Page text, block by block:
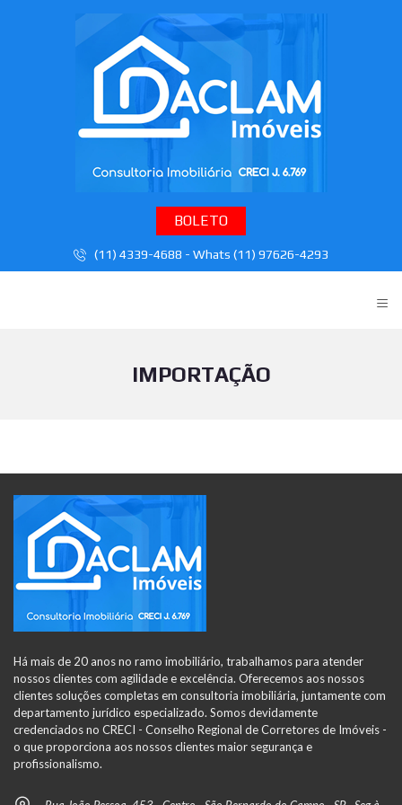
BOLETO
(11) 4339-4688 - Whats (11) 97626-4293
≡
IMPORTAÇÃO
Há mais de 20 anos no ramo imobiliário, trabalhamos para atender
nossos clientes com agilidade e excelência. Oferecemos aos nossos
clientes soluções completas em consultoria imobiliária, juntamente com
departamento jurídico especializado. Somos devidamente
credenciados no CRECI - Conselho Regional de Corretores de Imóveis -
o que proporciona aos nossos clientes maior segurança e
profissionalismo.